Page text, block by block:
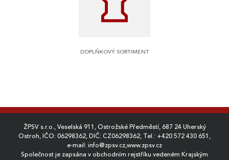
DOPLŇKOVÝ SORTIMENT
ŽPSV s.r.o., Veselská 911, Ostrožské Předměstí, 687 24 Uherský
Ostroh, IČO: 06298362, DIČ: CZ06298362, Tel.: +420 572 430 651 ,
e-mail: info@zpsv.cz,www.zpsv.cz
Společnost je zapsána v obchodním rejstříku vedeném Krajským